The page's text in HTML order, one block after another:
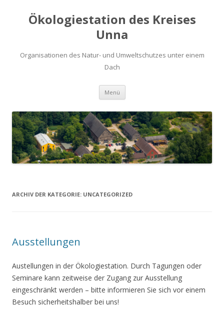
Ökologiestation des Kreises
Unna
Organisationen des Natur- und Umweltschutzes unter einem
Dach
Menü Zum
springen
ARCHIV DER KATEGORIE: UNCATEGORIZED
Ausstellungen
Austellungen in der Ökologiestation. Durch Tagungen oder
Seminare kann zeitweise der Zugang zur Ausstellung
eingeschränkt werden – bitte informieren Sie sich vor einem
Besuch sicherheitshalber bei uns!